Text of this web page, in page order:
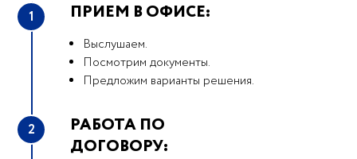
1 ПРИЕМ В ОФИСЕ:
Выслушаем.
Посмотрим документы.
Предложим варианты решения.
2
РАБОТА ПО
ДОГОВОРУ: